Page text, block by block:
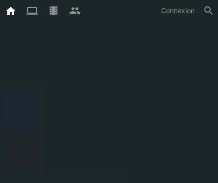
Connexion